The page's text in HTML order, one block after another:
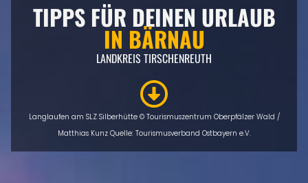
TIPPS FÜR DEINEN URLAUB
IN BÄRNAU
LANDKREIS TIRSCHENREUTH
Langlaufen am SLZ Silberhütte © Tourismuszentrum Oberpfälzer Wald /
Matthias Kunz Quelle: Tourismusverband Ostbayern e.V.